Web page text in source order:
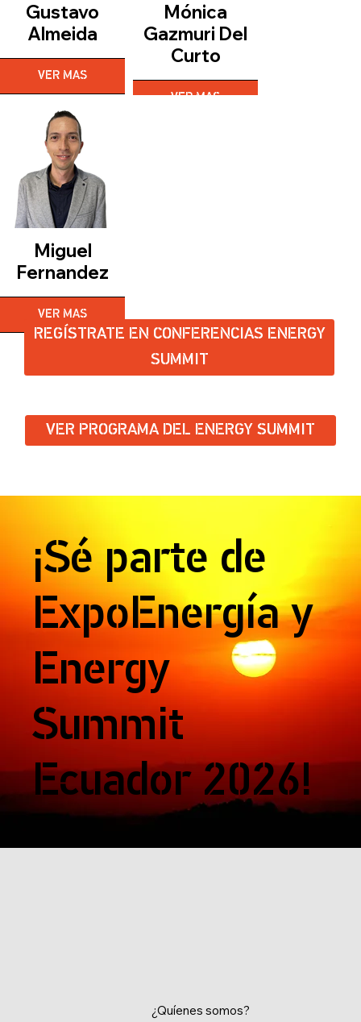
Gustavo
Almeida
VER MAS
Mónica
Gazmuri Del
Curto
VER MAS
Miguel
Fernandez
VER MAS
REGÍSTRATE EN CONFERENCIAS ENERGY
SUMMIT
VER PROGRAMA DEL ENERGY SUMMIT
¡Sé parte de
ExpoEnergía y
Energy
Summit
Ecuador 2026!
¿Quíenes somos?